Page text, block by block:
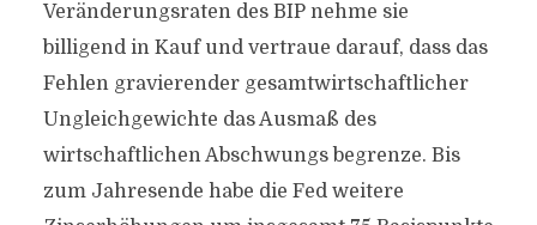
Veränderungsraten des BIP nehme sie
billigend in Kauf und vertraue darauf, dass das
Fehlen gravierender gesamtwirtschaftlicher
Ungleichgewichte das Ausmaß des
wirtschaftlichen Abschwungs begrenze. Bis
zum Jahresende habe die Fed weitere